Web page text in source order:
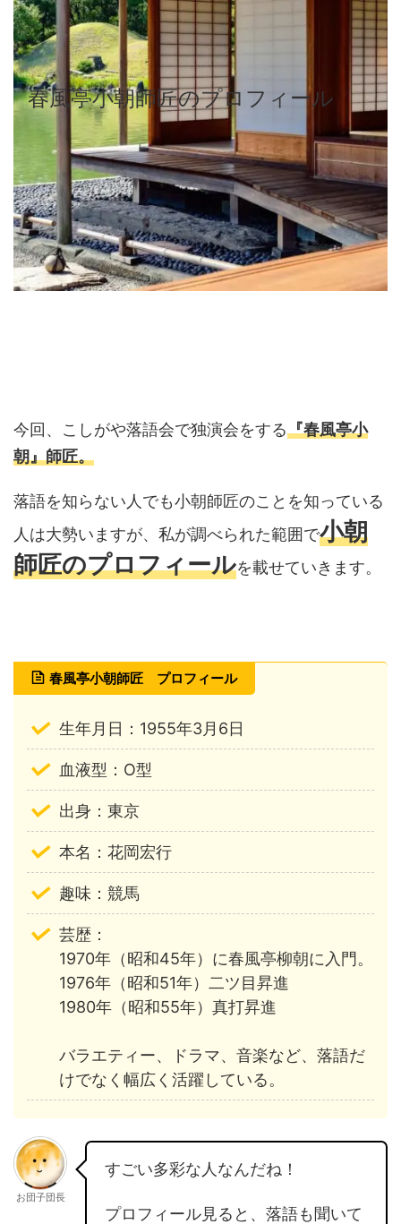
春風亭小朝師匠のプロフィール
今回、こしがや落語会で独演会をする『春風亭小
朝』師匠。
落語を知らない人でも小朝師匠のことを知っている
人は大勢いますが、私が調べられた範囲で小朝
師匠のプロフィールを載せていきます。
春風亭小朝師匠 プロフィール
生年月日：1955年3月6日
血液型：O型
出身：東京
本名：花岡宏行
趣味：競馬
芸歴：
1970年（昭和45年）に春風亭柳朝に入門。
1976年（昭和51年）二ツ目昇進
1980年（昭和55年）真打昇進
バラエティー、ドラマ、音楽など、落語だ
けでなく幅広く活躍している。
お団子団長
すごい多彩な人なんだね！
プロフィール見ると、落語も聞いて